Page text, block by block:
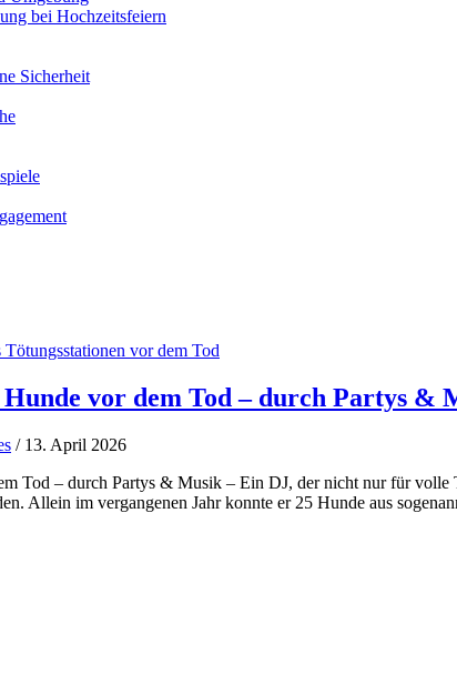
bei Hochzeitsfeiern
Sicherheit
vor dem Tod – durch Partys &
/ 13. April 2026
Tod – durch Partys & Musik – Ein DJ, der nicht nur für
Allein im vergangenen Jahr konnte er 25 Hunde aus